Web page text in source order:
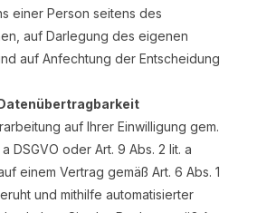
einer Person seitens des
auf Darlegung des eigenen
auf Anfechtung der Entscheidung
auf Ihrer Einwilligung gem.
a DSGVO oder Art. 9 Abs. 2 lit. a
einem Vertrag gemäß Art. 6 Abs. 1
und mithilfe automatisierter